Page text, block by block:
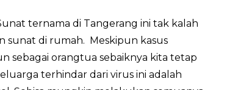
ternama di Tangerang ini tak kalah
sunat di rumah. Meskipun kasus
sebagai orangtua sebaiknya kita tetap
terhindar dari virus ini adalah